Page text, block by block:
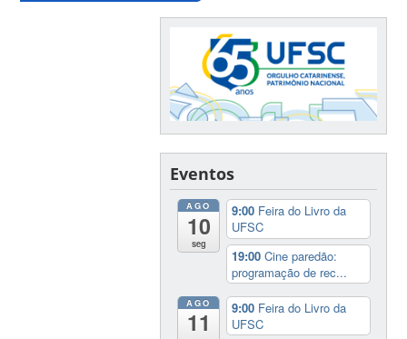
Eventos
AGO
10
seg
9:00 Feira do Livro da
UFSC
19:00Cine paredão:
programação de rec...
AGO
11
9:00 Feira do Livro da
UFSC